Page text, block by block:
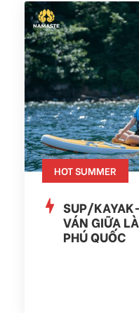
HOT SUMMER
SUP/
VÁN GIỮA
PHÚ QUỐC